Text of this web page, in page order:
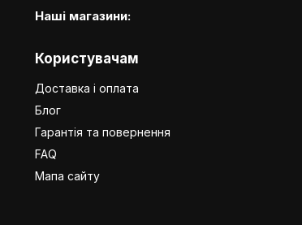
Наші магазини:
Користувачам
Доставка і оплата
Блог
Гарантія та повернення
FAQ
Мапа сайту